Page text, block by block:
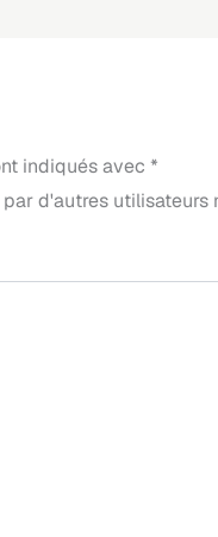
indiqués avec *